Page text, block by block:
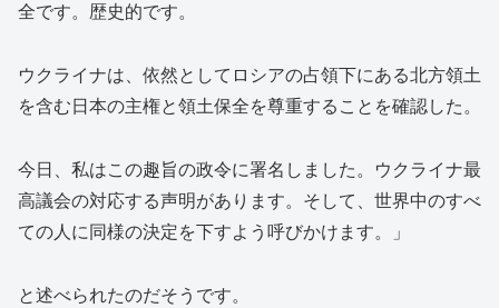
全です。歴史的です。
ウクライナは、依然としてロシアの占領下にある北方領土
を含む日本の主権と領土保全を尊重することを確認した。
今日、私はこの趣旨の政令に署名しました。ウクライナ最
高議会の対応する声明があります。そして、世界中のすべ
ての人に同様の決定を下すよう呼びかけます。」
と述べられたのだそうです。